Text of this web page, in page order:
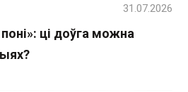
ці доўга можна
31.07.2026